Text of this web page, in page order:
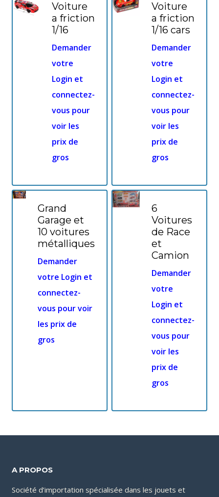
Voiture
a friction
1/16
Demander
votre
Login et
connectez-
vous pour
voir les
prix de
gros
Voiture
a friction
1/16 cars
Demander
votre
Login et
connectez-
vous pour
voir les
prix de
gros
Grand
Garage et
10 voitures
métalliques
Demander
votre Login et
connectez-
vous pour voir
les prix de
gros
6
Voitures
de Race
et
Camion
Demander
votre
Login et
connectez-
vous pour
voir les
prix de
gros
A PROPOS
Société d’importation spécialisée dans les jouets et